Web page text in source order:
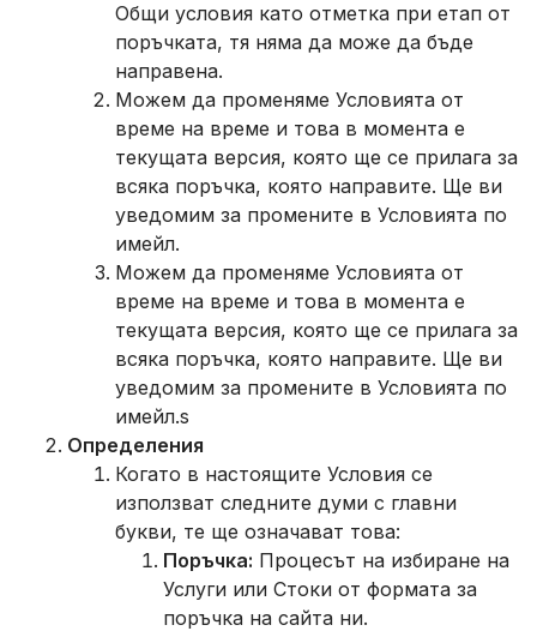
Общи условия като отметка при етап от
поръчката, тя няма да може да бъде
направена.
Можем да променяме Условията от
време на време и това в момента е
текущата версия, която ще се прилага за
всяка поръчка, която направите. Ще ви
уведомим за промените в Условията по
имейл.
Можем да променяме Условията от
време на време и това в момента е
текущата версия, която ще се прилага за
всяка поръчка, която направите. Ще ви
уведомим за промените в Условията по
имейл.s
Определения
Когато в настоящите Условия се
използват следните думи с главни
букви, те ще означават това:
Поръчка: Процесът на избиране на
Услуги или Стоки от формата за
поръчка на сайта ни.